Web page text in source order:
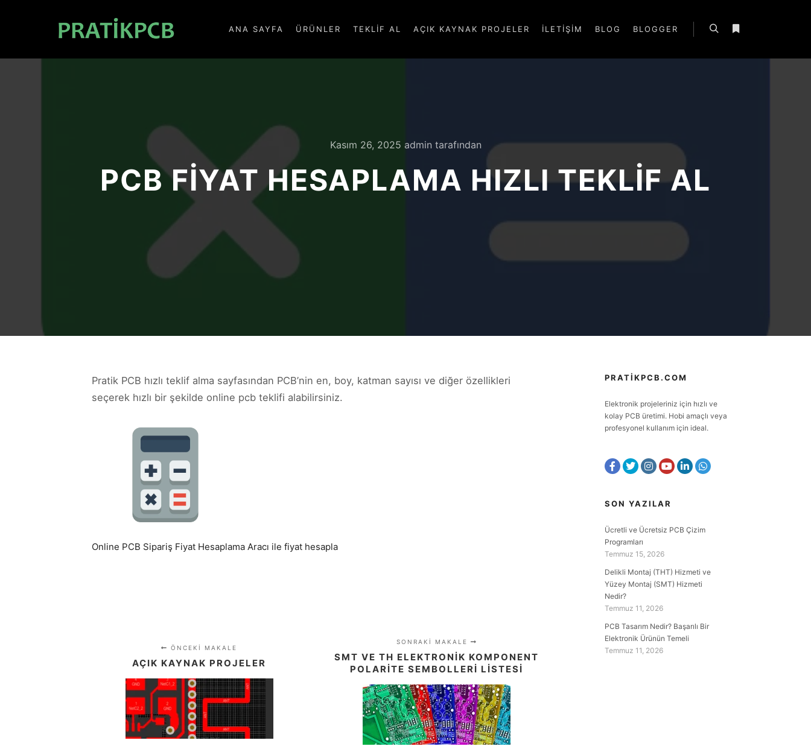
ANA SAYFA ÜRÜNLER TEKLIF AL AÇIK KAYNAK PROJELER İLETIŞIM BLOG BLOGGER
Kasım 26, 2025 admin tarafından
PCB FIYAT HESAPLAMA HIZLI TEKLIF AL
Pratik PCB hızlı teklif alma sayfasından PCB’nin en, boy, katman sayısı ve diğer özellikleri
seçerek hızlı bir şekilde online pcb teklifi alabilirsiniz.
Online PCB Sipariş Fiyat Hesaplama Aracı ile fiyat hesapla
ÖNCEKI MAKALE
AÇIK KAYNAK PROJELER
SONRAKI MAKALE
SMT VE TH ELEKTRONIK KOMPONENT
POLARITE SEMBOLLERI LISTESI
PRATIKPCB.COM
Elektronik projeleriniz için hızlı ve
kolay PCB üretimi. Hobi amaçlı veya
profesyonel kullanım için ideal.
SON YAZILAR
Ücretli ve Ücretsiz PCB Çizim
Programları
Temmuz 15, 2026
Delikli Montaj (THT) Hizmeti ve
Yüzey Montaj (SMT) Hizmeti
Nedir?
Temmuz 11, 2026
PCB Tasarım Nedir? Başarılı Bir
Elektronik Ürünün Temeli
Temmuz 11, 2026